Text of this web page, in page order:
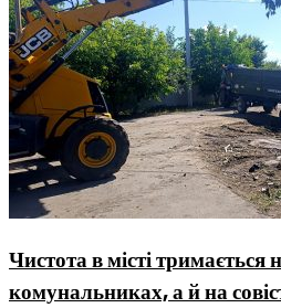
Чистота в місті тримається
комунальниках, а й на